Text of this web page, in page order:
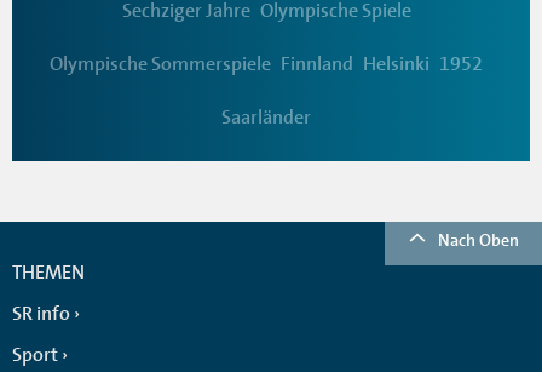
Sechziger Jahre Olympische Spiele
Olympische Sommerspiele Finnland Helsinki 1952
Saarländer
Nach Oben
THEMEN
SR info
Sport